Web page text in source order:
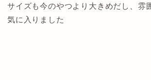
サイズも今のやつより大きめだし、雰
気に入りました